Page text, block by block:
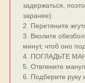
задержаться,
заранее).
2. Перетяните
3. Вколите
минут, чтоб оно
4. ПОГЛАДЬТЕ
5. Отвлеките
6. Подберите руку